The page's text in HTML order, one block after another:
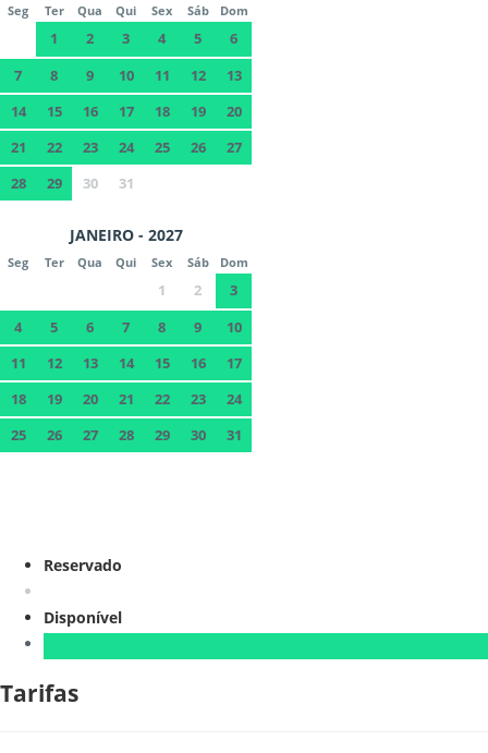
Seg Ter Qua Qui Sex Sáb Dom
1 2 3 4 5
6
7
8 9 10 11 12
13
14
15 16 17 18 19
20
21
22 23 24 25 26
27
28
29 30 31
JANEIRO - 2027
Seg Ter Qua Qui Sex Sáb Dom
1 2
3
4
5 6 7 8 9
10
11
12 13 14 15 16
17
18
19 20 21 22 23
24
25
26 27 28 29 30 31
Reservado
Disponível
Tarifas